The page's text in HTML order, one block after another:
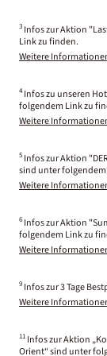
3 Infos zur Aktion
Link zu finden.
Weitere
4 Infos zu unseren
folgendem Link zu
Weitere
5 Infos zur Aktion
sind unter
Weitere
6 Infos zur Aktion
folgendem Link zu
Weitere
9 Infos zur 3 Tage
Weitere
11 Infos zur Aktion
Orient“ sind unter